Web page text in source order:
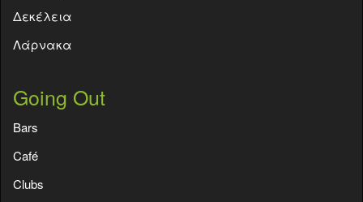
Δεκέλεια
Λάρνακα
Going Out
Bars
Café
Clubs